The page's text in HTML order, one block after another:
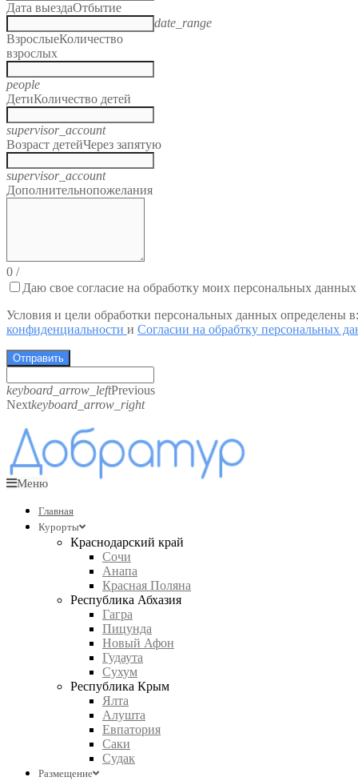
Дата выездаОтбытие
date_range
ВзрослыеКоличество
взрослых
people
ДетиКоличество детей
supervisor_account
Возраст детейЧерез запятую
supervisor_account
Дополнительнопожелания
0 /
Даю свое согласие на обработку моих персональных данных
Условия и цели обработки персональных данных определены
конфиденциальности и Согласии на обрабтку персональных
Отправить
keyboard_arrow_leftPrevious
Nextkeyboard_arrow_right
Меню
Главная
Курорты
Краснодарский край
Сочи
Анапа
Красная Поляна
Республика Абхазия
Гагра
Пицунда
Новый Афон
Гудаута
Сухум
Республика Крым
Ялта
Алушта
Евпатория
Саки
Судак
Размещение